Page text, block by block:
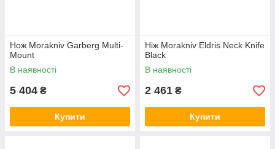
Нож Morakniv Garberg Multi-
Mount
В наявності
5 404 ₴
Купити
Ніж Morakniv Eldris Neck Knife
Black
В наявності
2 461 ₴
Купити